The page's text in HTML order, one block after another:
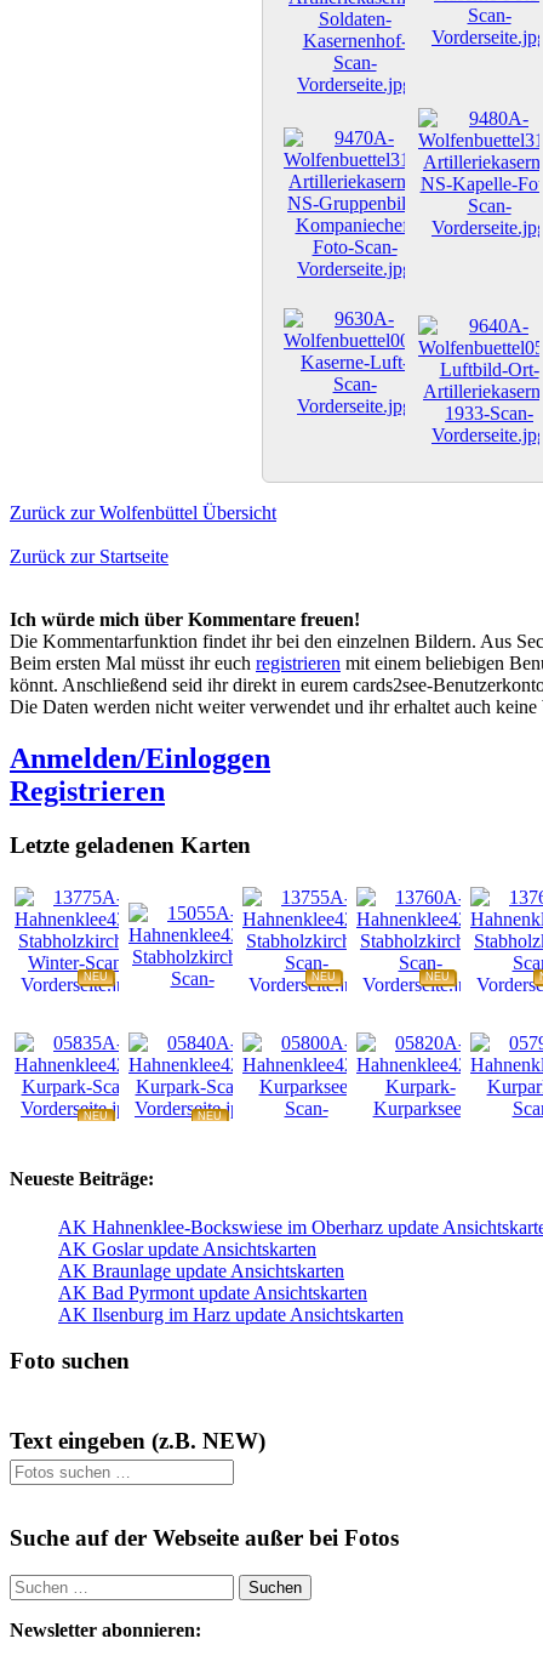
Zurück zur Wolfenbüttel Übersicht
Zurück zur Startseite
Ich würde mich über Kommentare freuen!
Die Kommentarfunktion findet ihr bei den einzelnen Bildern. Aus
Beim ersten Mal müsst ihr euch registrieren mit einem beliebigen
könnt. Anschließend seid ihr direkt in eurem cards2see-
Die Daten werden nicht weiter verwendet und ihr erhaltet auch
Anmelden/Einloggen
Registrieren
Letzte geladenen Karten
NEU NEU NEU
NEU
NEU
Neueste Beiträge:
AK Hahnenklee-Bockswiese im Oberharz update
AK Goslar update Ansichtskarten
AK Braunlage update Ansichtskarten
AK Bad Pyrmont update Ansichtskarten
AK Ilsenburg im Harz update Ansichtskarten
Foto suchen
Text eingeben (z.B. NEW)
Suche auf der Webseite außer bei Fotos
Suchen
nach:
Newsletter abonnieren: